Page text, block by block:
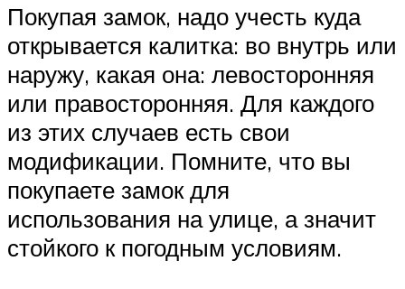
Покупая замок, надо учесть куда
открывается калитка: во внутрь или
наружу, какая она: левосторонняя
или правосторонняя. Для каждого
из этих случаев есть свои
модификации. Помните, что вы
покупаете замок для
использования на улице, а значит
стойкого к погодным условиям.